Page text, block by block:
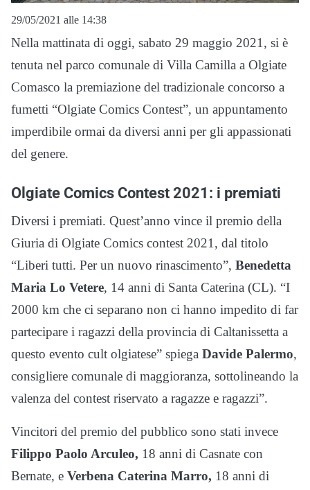
29/05/2021 alle 14:38
Nella mattinata di oggi, sabato 29 maggio 2021, si è
tenuta nel parco comunale di Villa Camilla a Olgiate
Comasco la premiazione del tradizionale concorso a
fumetti “Olgiate Comics Contest”, un appuntamento
imperdibile ormai da diversi anni per gli appassionati
del genere.
Olgiate Comics Contest 2021: i premiati
Diversi i premiati. Quest’anno vince il premio della
Giuria di Olgiate Comics contest 2021, dal titolo
“Liberi tutti. Per un nuovo rinascimento”, Benedetta
Maria Lo Vetere, 14 anni di Santa Caterina (CL). “I
2000 km che ci separano non ci hanno impedito di far
partecipare i ragazzi della provincia di Caltanissetta a
questo evento cult olgiatese” spiega Davide Palermo,
consigliere comunale di maggioranza, sottolineando la
valenza del contest riservato a ragazze e ragazzi”.
Vincitori del premio del pubblico sono stati invece
Filippo Paolo Arculeo, 18 anni di Casnate con
Bernate, e Verbena Caterina Marro, 18 anni di